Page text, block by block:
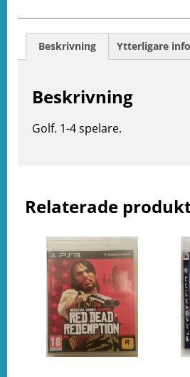
Relaterade
Beskrivning Ytterligare
Beskrivning
Golf. 1-4 spelare.